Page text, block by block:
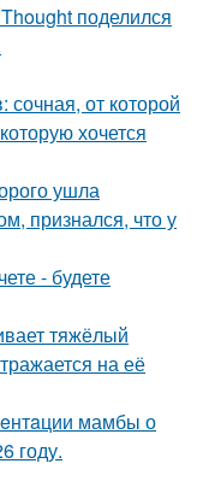
поделился
сочная, от которой
хочется
ушла
признался, что у
- будете
тяжёлый
на её
мамбы о
году.